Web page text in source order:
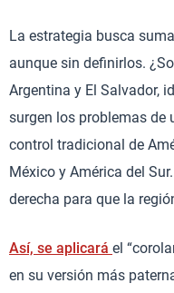
La estrategia busca
aunque sin definirlos.
Argentina y El Salvador,
surgen los problemas de
control tradicional de
México y América del
derecha para que la
Así, se aplicará el
en su versión más